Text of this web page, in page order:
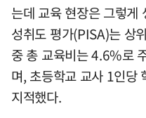
는데 교육 현장은 그렇
성취도 평가(PISA)는 상
중 총 교육비는 4.6%로
며, 초등학교 교사 1인당
지적했다.